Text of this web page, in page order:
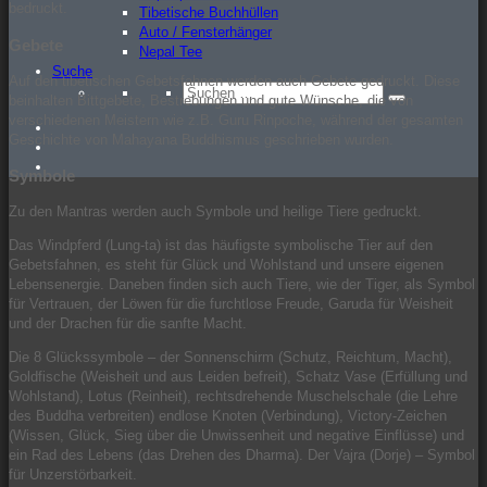
Tibetische Buchhüllen
Auto / Fensterhänger
Nepal Tee
Suche
Suche
nach:
Suchen
Auf den tibetischen Gebetsfahnen werden auch Gebete gedruckt. Diese
beinhalten Bittgebete, Bestrebungen und gute Wünsche, die von
Symbole
Zu den Mantras werden auch Symbole und heilige Tiere gedruckt.
Das Windpferd (Lung-ta) ist das häufigste symbolische Tier auf den
Gebetsfahnen, es steht für Glück und Wohlstand und unsere eigenen
Lebensenergie. Daneben finden sich auch Tiere, wie der Tiger, als Symbol
für Vertrauen, der Löwen für die furchtlose Freude, Garuda für Weisheit
und der Drachen für die sanfte Macht.
Die 8 Glückssymbole – der Sonnenschirm (Schutz, Reichtum, Macht),
Goldfische (Weisheit und aus Leiden befreit), Schatz Vase (Erfüllung und
Wohlstand), Lotus (Reinheit), rechtsdrehende Muschelschale (die Lehre
des Buddha verbreiten) endlose Knoten (Verbindung), Victory-Zeichen
(Wissen, Glück, Sieg über die Unwissenheit und negative Einflüsse) und
ein Rad des Lebens (das Drehen des Dharma). Der Vajra (Dorje) – Symbol
für Unzerstörbarkeit.